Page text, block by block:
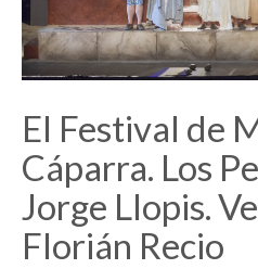
El Festival de
Cáparra. Los
Jorge Llopis.
Florián Recio